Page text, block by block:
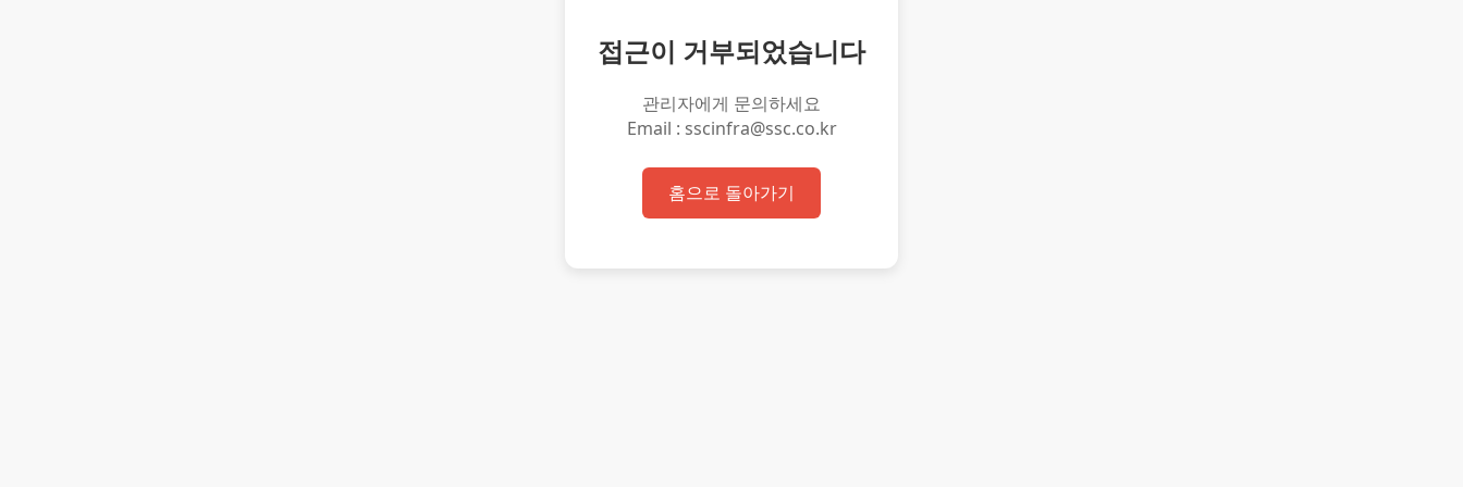
접근이 거부되었습니다
관리자에게 문의하세요
Email : sscinfra@ssc.co.kr
홈으로 돌아가기